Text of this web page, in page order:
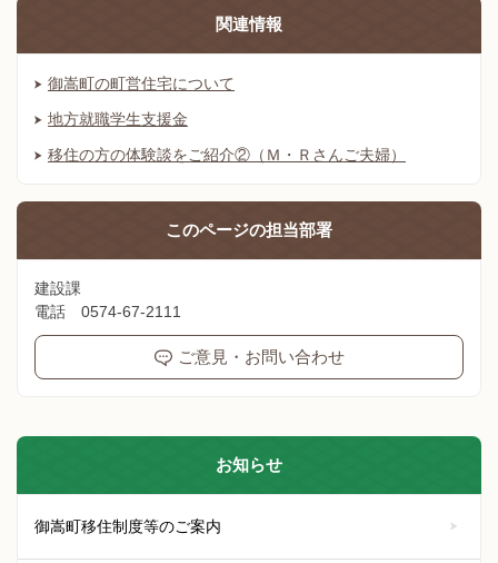
関連情報
御嵩町の町営住宅について
地方就職学生支援金
移住の方の体験談をご紹介②（Ｍ・Ｒさんご夫婦）
このページの担当部署
建設課
電話 0574-67-2111
ご意見・お問い合わせ
お知らせ
御嵩町移住制度等のご案内